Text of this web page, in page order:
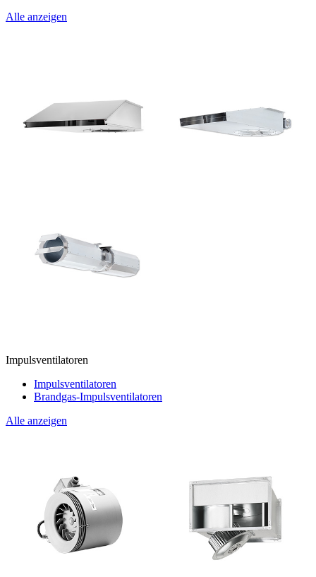
Alle anzeigen
Impulsventilatoren
Impulsventilatoren
Brandgas-Impulsventilatoren
Alle anzeigen